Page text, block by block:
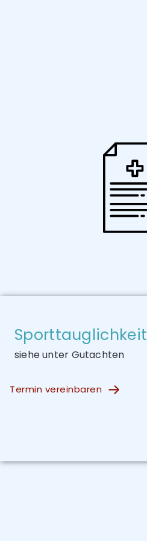
Sporttauglichkeit
siehe unter Gutachten
Termin vereinbaren